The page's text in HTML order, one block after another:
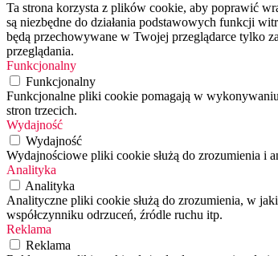
Ta strona korzysta z plików cookie, aby poprawić
są niezbędne do działania podstawowych funkcji
będą przechowywane w Twojej przeglądarce tylko
przeglądania.
Funkcjonalny
Funkcjonalny
Funkcjonalne pliki cookie pomagają w
stron trzecich.
Wydajność
Wydajność
Wydajnościowe pliki cookie służą do zrozumienia
Analityka
Analityka
Analityczne pliki cookie służą do zrozumienia, w
współczynniku odrzuceń, źródle ruchu itp.
Reklama
Reklama